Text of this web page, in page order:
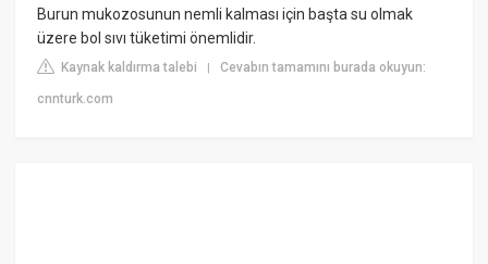
Burun mukozosunun nemli kalması için başta su olmak
üzere bol sıvı tüketimi önemlidir.
Kaynak kaldırma talebi |Cevabın tamamını burada okuyun:
cnnturk.com